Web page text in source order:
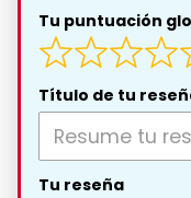
Tu puntuación
Título de tu
Tu reseña